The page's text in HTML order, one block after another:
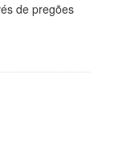
de pregões